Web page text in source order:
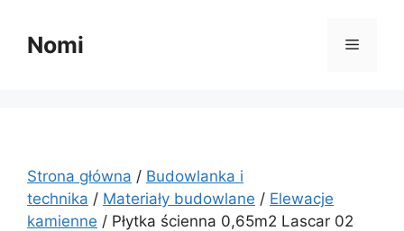
treściNomi Menu
Strona główna / Budowlanka i
technika / Materiały budowlane / Elewacje
kamienne / Płytka ścienna 0,65m2 Lascar 02